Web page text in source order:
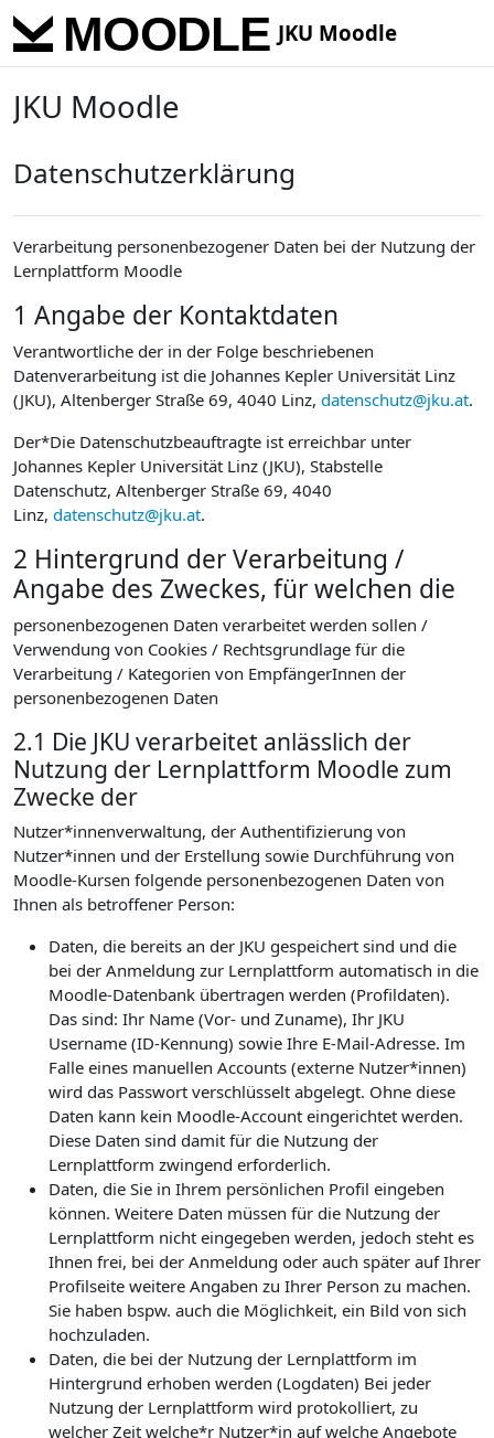
Skip to main content
JKU Moodle
JKU Moodle
Datenschutzerklärung
Verarbeitung personenbezogener Daten bei der Nutzung der
Lernplattform Moodle
1 Angabe der Kontaktdaten
Verantwortliche der in der Folge beschriebenen
Datenverarbeitung ist die Johannes Kepler Universität Linz
(JKU), Altenberger Straße 69, 4040 Linz, datenschutz@jku.at.
Der*Die Datenschutzbeauftragte ist erreichbar unter
Johannes Kepler Universität Linz (JKU), Stabstelle
Datenschutz, Altenberger Straße 69, 4040
Linz, datenschutz@jku.at.
2 Hintergrund der Verarbeitung /
Angabe des Zweckes, für welchen die
personenbezogenen Daten verarbeitet werden sollen /
Verwendung von Cookies / Rechtsgrundlage für die
Verarbeitung / Kategorien von EmpfängerInnen der
personenbezogenen Daten
2.1 Die JKU verarbeitet anlässlich der
Nutzung der Lernplattform Moodle zum
Zwecke der
Nutzer*innenverwaltung, der Authentifizierung von
Nutzer*innen und der Erstellung sowie Durchführung von
Moodle-Kursen folgende personenbezogenen Daten von
Ihnen als betroffener Person:
Daten, die bereits an der JKU gespeichert sind und die
bei der Anmeldung zur Lernplattform automatisch in die
Moodle-Datenbank übertragen werden (Profildaten).
Das sind: Ihr Name (Vor- und Zuname), Ihr JKU
Username (ID-Kennung) sowie Ihre E-Mail-Adresse. Im
Falle eines manuellen Accounts (externe Nutzer*innen)
wird das Passwort verschlüsselt abgelegt. Ohne diese
Daten kann kein Moodle-Account eingerichtet werden.
Diese Daten sind damit für die Nutzung der
Lernplattform zwingend erforderlich.
Daten, die Sie in Ihrem persönlichen Profil eingeben
können. Weitere Daten müssen für die Nutzung der
Lernplattform nicht eingegeben werden, jedoch steht es
Ihnen frei, bei der Anmeldung oder auch später auf Ihrer
Profilseite weitere Angaben zu Ihrer Person zu machen.
Sie haben bspw. auch die Möglichkeit, ein Bild von sich
hochzuladen.
Daten, die bei der Nutzung der Lernplattform im
Hintergrund erhoben werden (Logdaten) Bei jeder
Nutzung der Lernplattform wird protokolliert, zu
welcher Zeit welche*r Nutzer*in auf welche Angebote